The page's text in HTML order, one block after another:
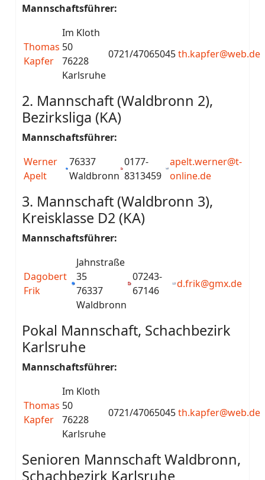
Mannschaftsführer:
Thomas
Kapfer
Im Kloth
50
76228
Karlsruhe
0721/47065045th.kapfer@web.de
2. Mannschaft (Waldbronn 2),
Bezirksliga (KA)
Mannschaftsführer:
Werner
Apelt
76337
Waldbronn
0177-
8313459
apelt.werner@t-
online.de
3. Mannschaft (Waldbronn 3),
Kreisklasse D2 (KA)
Mannschaftsführer:
Dagobert
Frik
Jahnstraße
35
76337
Waldbronn
07243-
67146
d.frik@gmx.de
Pokal Mannschaft, Schachbezirk
Karlsruhe
Mannschaftsführer:
Thomas
Kapfer
Im Kloth
50
76228
Karlsruhe
0721/47065045th.kapfer@web.de
Senioren Mannschaft Waldbronn,
Schachbezirk Karlsruhe